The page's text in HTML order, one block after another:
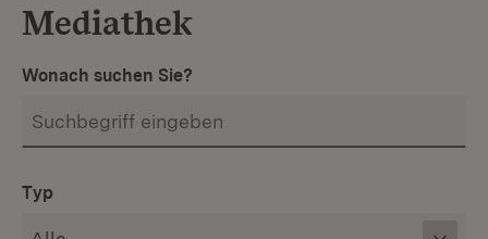
Mediathek
Wonach suchen Sie?
Typ